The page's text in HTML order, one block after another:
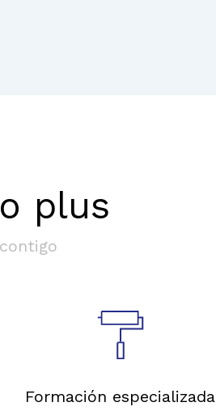
plus
Formación especializada